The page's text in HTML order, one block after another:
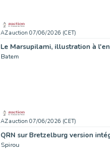
AZ auction 07/06/2026 (CET)
Batem
AZ auction 07/06/2026 (CET)
QRN sur Bretzelburg version
Spirou